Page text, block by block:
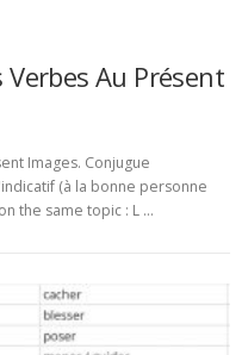
Au Présent
Images. Conjugue
(à la bonne personne
the same topic : L …